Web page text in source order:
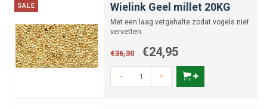
SALE Wielink Geel millet 20KG
Met een laag vetgehalte zodat vogels niet
vervetten
€36,30 €24,95
- +